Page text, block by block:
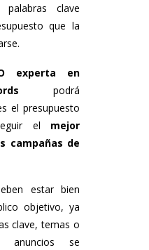
clave
que la
experta en
podrá
el presupuesto
el mejor
campañas de
estar bien
objetivo, ya
clave, temas o
anuncios se